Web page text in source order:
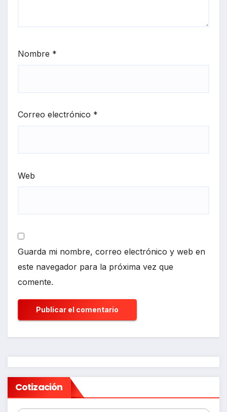
Nombre *
Correo electrónico *
Web
Guarda mi nombre, correo electrónico y web en
este navegador para la próxima vez que
comente.
Cotización